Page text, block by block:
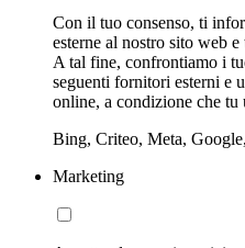
Con il tuo consenso, ti
esterne al nostro sito web
A tal fine, confrontiamo i
seguenti fornitori esterni e
online, a condizione che
Bing, Criteo, Meta,
Marketing